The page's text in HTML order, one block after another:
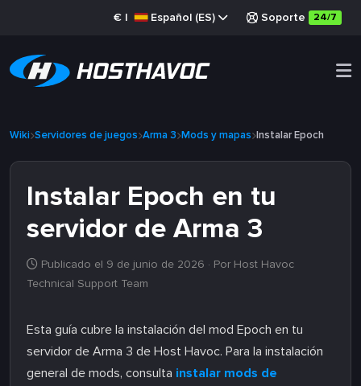
€ | Español (ES) Soporte 24/7
Wiki Servidores de juegos Arma 3 Mods y mapas Instalar Epoch
Instalar Epoch en tu
servidor de Arma 3
Publicado el 9 de junio de 2026 · Por Host Havoc
Technical Support Team
Esta guía cubre la instalación del mod Epoch en tu
servidor de Arma 3 de Host Havoc. Para la instalación
general de mods, consulta instalar mods de